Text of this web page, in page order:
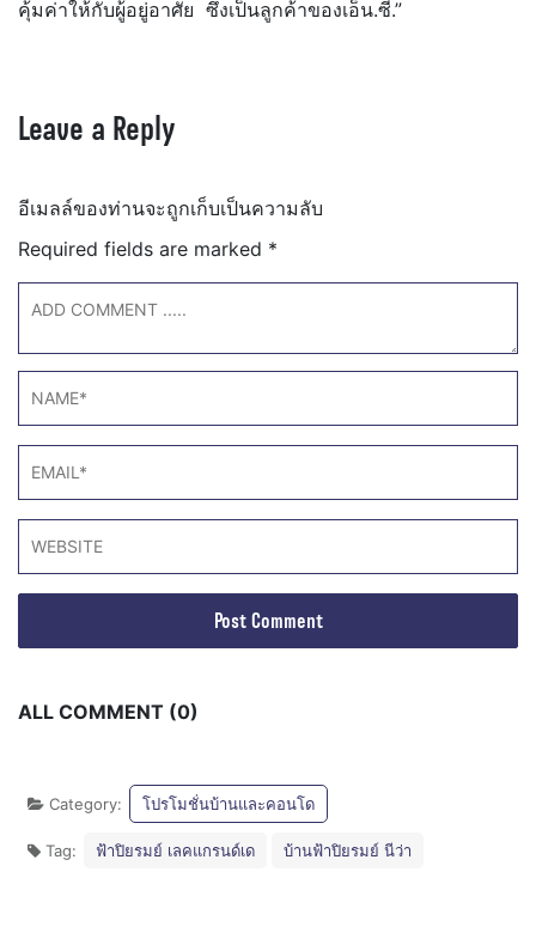
คุ้มค่าให้กับผู้อยู่อาศัย ซึ่งเป็นลูกค้าของเอ็น.ซี.”
Leave a Reply
อีเมลล์ของท่านจะถูกเก็บเป็นความลับ
Required fields are marked *
ALL COMMENT (0)
Category: โปรโมชั่นบ้านและคอนโด
Tag: ฟ้าปิยรมย์ เลคแกรนด์เด บ้านฟ้าปิยรมย์ นีว่า